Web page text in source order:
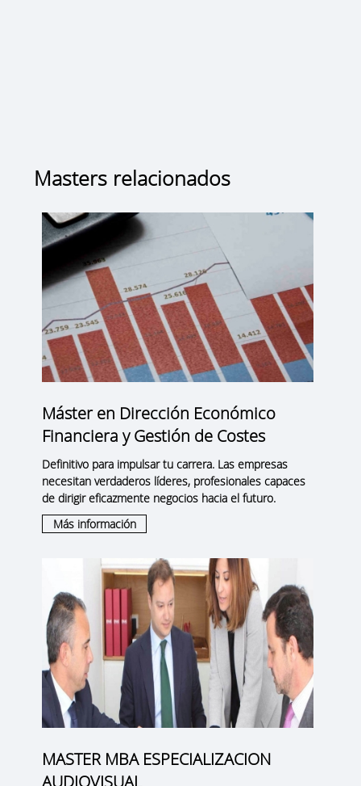
Masters relacionados
Máster en Dirección Económico
Financiera y Gestión de Costes
Definitivo para impulsar tu carrera. Las empresas
necesitan verdaderos líderes, profesionales capaces
de dirigir eficazmente negocios hacia el futuro.
Más información
MASTER MBA ESPECIALIZACION